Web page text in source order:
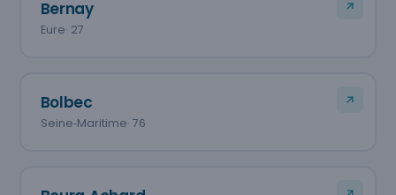
Bernay
Eure· 27
Bolbec
Seine‑Maritime· 76